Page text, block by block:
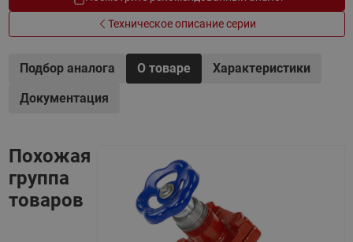
Техническое описание серии
Подбор аналога О товаре
Характеристики
Документация
Похожая
группа
товаров